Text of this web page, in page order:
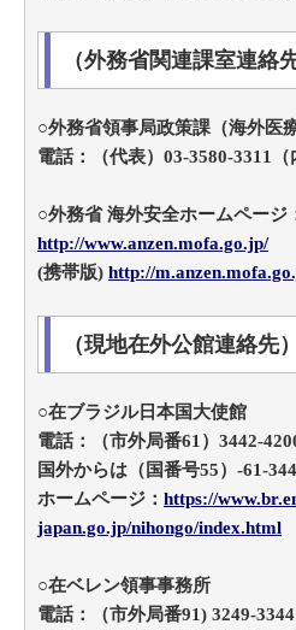
（外務省関連課室連絡先
○外務省領事局政策課（海外医
電話：（代表）03-3580-3311（
○外務省 海外安全ホームページ
http://www.anzen.mofa.go.jp/
(携帯版) http://
（現地在外公館連絡先）
○在ブラジル日本国大使館
電話：（市外局番61）3442-
国外からは（国番号55）-61-
ホームページ： https://
japan.go.jp/nihongo/index.html
○在ベレン領事事務所
電話：（市外局番91) 3249-3344